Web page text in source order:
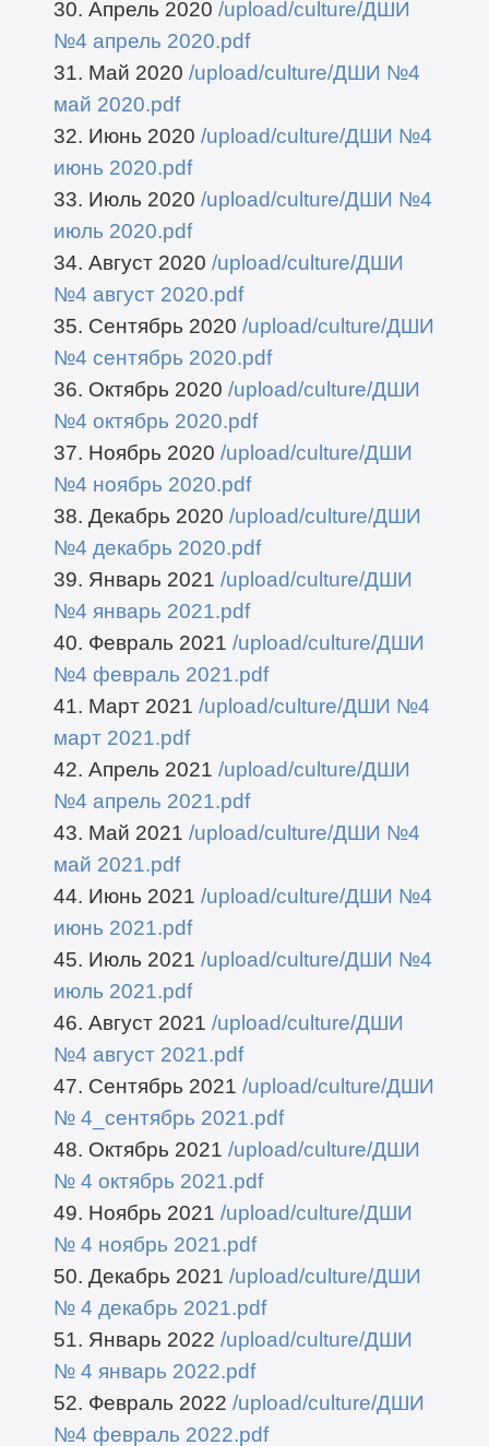
30. Апрель 2020 /upload/culture/ДШИ
№4 апрель 2020.pdf
31. Май 2020 /upload/culture/ДШИ №4
май 2020.pdf
32. Июнь 2020 /upload/culture/ДШИ №4
июнь 2020.pdf
33. Июль 2020 /upload/culture/ДШИ №4
июль 2020.pdf
34. Август 2020 /upload/culture/ДШИ
№4 август 2020.pdf
35. Сентябрь 2020 /upload/culture/ДШИ
№4 сентябрь 2020.pdf
36. Октябрь 2020 /upload/culture/ДШИ
№4 октябрь 2020.pdf
37. Ноябрь 2020 /upload/culture/ДШИ
№4 ноябрь 2020.pdf
38. Декабрь 2020 /upload/culture/ДШИ
№4 декабрь 2020.pdf
39. Январь 2021 /upload/culture/ДШИ
№4 январь 2021.pdf
40. Февраль 2021 /upload/culture/ДШИ
№4 февраль 2021.pdf
41. Март 2021 /upload/culture/ДШИ №4
март 2021.pdf
42. Апрель 2021 /upload/culture/ДШИ
№4 апрель 2021.pdf
43. Май 2021 /upload/culture/ДШИ №4
май 2021.pdf
44. Июнь 2021 /upload/culture/ДШИ №4
июнь 2021.pdf
45. Июль 2021 /upload/culture/ДШИ №4
июль 2021.pdf
46. Август 2021 /upload/culture/ДШИ
№4 август 2021.pdf
47. Сентябрь 2021 /upload/culture/ДШИ
№ 4_сентябрь 2021.pdf
48. Октябрь 2021 /upload/culture/ДШИ
№ 4 октябрь 2021.pdf
49. Ноябрь 2021 /upload/culture/ДШИ
№ 4 ноябрь 2021.pdf
50. Декабрь 2021 /upload/culture/ДШИ
№ 4 декабрь 2021.pdf
51. Январь 2022 /upload/culture/ДШИ
№ 4 январь 2022.pdf
52. Февраль 2022 /upload/culture/ДШИ
№4 февраль 2022.pdf